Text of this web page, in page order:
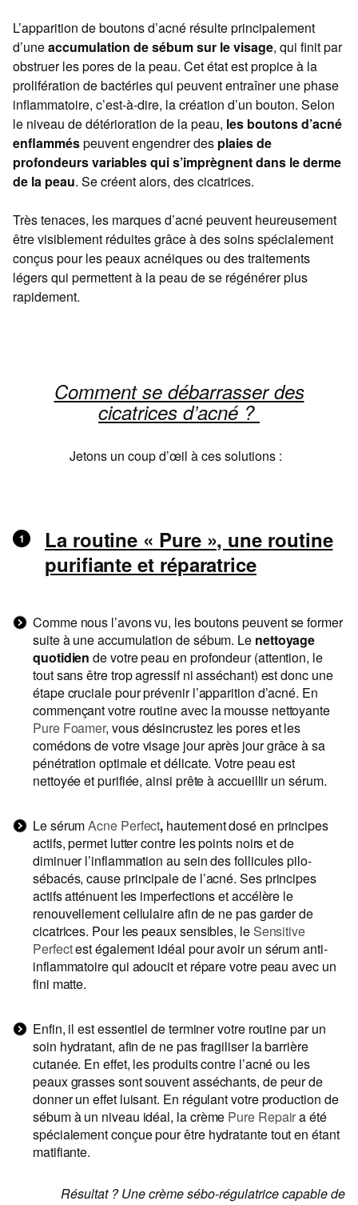
L’apparition de boutons d’acné résulte principalement
d’uneaccumulation de sébum sur le visage, qui finit par
obstruer les pores de la peau. Cet état est propice à la
prolifération de bactéries qui peuvent entraîner une phase
inflammatoire, c’est-à-dire, la création d’un bouton. Selon
le niveau de détérioration de la peau, les boutons d’acné
enflamméspeuvent engendrer des plaies de
profondeurs variables qui s’imprègnent dans le derme
de la peau. Se créent alors, des cicatrices.
Très tenaces, les marques d’acné peuvent heureusement
être visiblement réduites grâce à des soins spécialement
conçus pour les peaux acnéiques ou des traitements
légers qui permettent à la peau de se régénérer plus
rapidement.
Comment se débarrasser des
cicatrices d’acné ?
Jetons un coup d’œil à ces solutions :
La routine « Pure », une routine
purifiante et réparatrice
Comme nous l’avons vu, les boutons peuvent se former
suite à une accumulation de sébum. Le nettoyage
quotidien de votre peau en profondeur (attention, le
tout sans être trop agressif ni asséchant) est donc une
étape cruciale pour prévenir l’apparition d’acné. En
commençant votre routine avec la mousse nettoyante
Pure Foamer, vous désincrustez les pores et les
comédons de votre visage jour après jour grâce à sa
pénétration optimale et délicate. Votre peau est
nettoyée et purifiée, ainsi prête à accueillir un sérum.
Le sérumAcne Perfect, hautement dosé en principes
actifs, permet lutter contre les points noirs et de
diminuer l’inflammation au sein des follicules pilo-
sébacés, cause principale de l’acné. Ses principes
actifs atténuent les imperfections et accélère le
renouvellement cellulaire afin de ne pas garder de
cicatrices. Pour les peaux sensibles, le Sensitive
Perfectest également idéal pour avoir un sérum anti-
inflammatoire qui adoucit et répare votre peau avec un
fini matte.
Enfin, il est essentiel de terminer votre routine par un
soin hydratant, afin de ne pas fragiliser la barrière
cutanée. En effet, les produits contre l’acné ou les
peaux grasses sont souvent asséchants, de peur de
donner un effet luisant. En régulant votre production de
sébum à un niveau idéal, la crème Pure Repaira été
spécialement conçue pour être hydratante tout en étant
matifiante.
Résultat ? Une crème sébo-régulatrice capable de